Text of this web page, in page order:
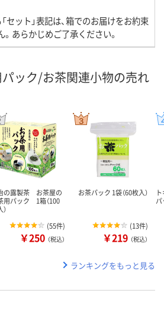
セット」表記は、箱でのお届けをお約束
あらかじめご了承ください。
ック/お茶関連小物の売れ
の露製茶 お茶屋の
用パック 1箱（100
(55件)
￥250 （税込）
お茶パック 1袋（60枚入）
(13件)
￥219 （税込）
ランキングをもっと見る